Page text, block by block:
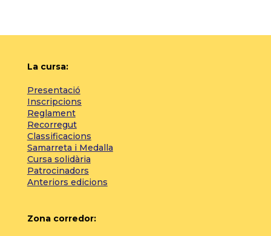
La cursa:
Presentació
Inscripcions
Reglament
Recorregut
Classificacions
Samarreta i Medalla
Cursa solidària
Patrocinadors
Anteriors edicions
Zona corredor: